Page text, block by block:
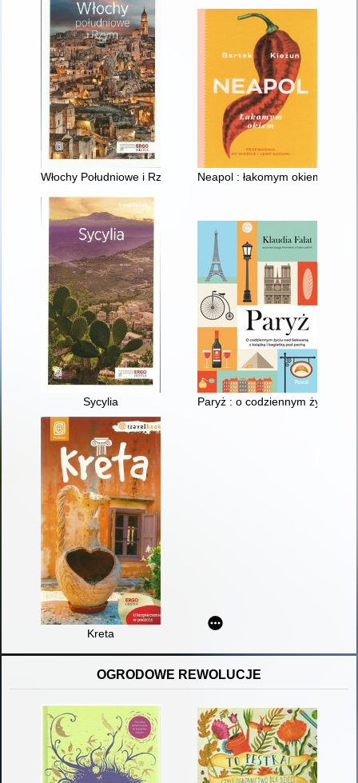
Włochy Południowe i Rzym Neapol : łakomym okiem
Sycylia Paryż : o codziennym życiu nd
Kreta
OGRODOWE REWOLUCJE